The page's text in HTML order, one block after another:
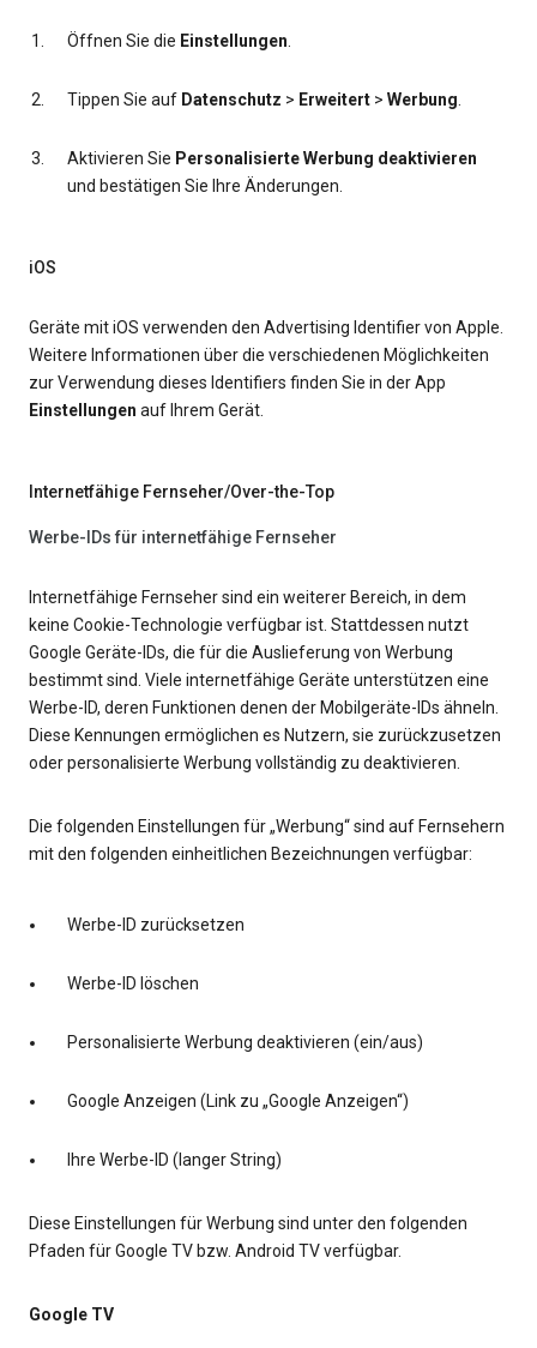
Öffnen Sie die Einstellungen.
Tippen Sie auf Datenschutz > Erweitert > Werbung.
Aktivieren Sie Personalisierte Werbung deaktivieren
und bestätigen Sie Ihre Änderungen.
iOS
Geräte mit iOS verwenden den Advertising Identifier von Apple.
Weitere Informationen über die verschiedenen Möglichkeiten
zur Verwendung dieses Identifiers finden Sie in der App
Einstellungen auf Ihrem Gerät.
Internetfähige Fernseher/Over-the-Top
Werbe-IDs für internetfähige Fernseher
Internetfähige Fernseher sind ein weiterer Bereich, in dem
keine Cookie-Technologie verfügbar ist. Stattdessen nutzt
Google Geräte-IDs, die für die Auslieferung von Werbung
bestimmt sind. Viele internetfähige Geräte unterstützen eine
Werbe-ID, deren Funktionen denen der Mobilgeräte-IDs ähneln.
Diese Kennungen ermöglichen es Nutzern, sie zurückzusetzen
oder personalisierte Werbung vollständig zu deaktivieren.
Die folgenden Einstellungen für „Werbung“ sind auf Fernsehern
mit den folgenden einheitlichen Bezeichnungen verfügbar:
Werbe-ID zurücksetzen
Werbe-ID löschen
Personalisierte Werbung deaktivieren (ein/aus)
Google Anzeigen (Link zu „Google Anzeigen“)
Ihre Werbe-ID (langer String)
Diese Einstellungen für Werbung sind unter den folgenden
Pfaden für Google TV bzw. Android TV verfügbar.
Google TV